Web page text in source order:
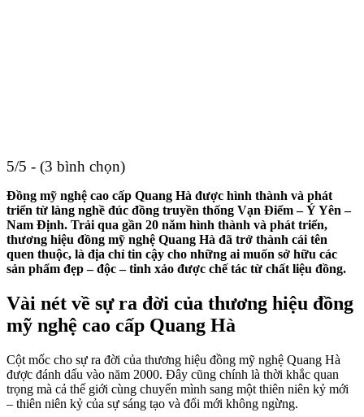
5/5 - (3 bình chọn)
Đồng mỹ nghệ cao cấp Quang Hà được hình thành và phát
triển từ làng nghề đúc đồng truyền thống Vạn Điểm – Ý Yên –
Nam Định. Trải qua gần 20 năm hình thành và phát triển,
thương hiệu đồng mỹ nghệ Quang Hà đã trở thành cái tên
quen thuộc, là địa chỉ tin cậy cho những ai muốn sở hữu các
sản phẩm đẹp – độc – tinh xảo được chế tác từ chất liệu đồng.
Vài nét về sự ra đời của thương hiệu đồng
mỹ nghệ cao cấp Quang Hà
Cột mốc cho sự ra đời của thương hiệu đồng mỹ nghệ Quang Hà
được đánh dấu vào năm 2000. Đây cũng chính là thời khắc quan
trọng mà cả thế giới cùng chuyển mình sang một thiên niên kỷ mới
– thiên niên kỷ của sự sáng tạo và đổi mới không ngừng.